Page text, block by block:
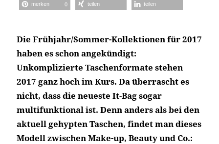
merken 0 teilen teilen
Die Frühjahr/Sommer-Kollektionen für 2017
haben es schon angekündigt:
Unkomplizierte Taschenformate stehen
2017 ganz hoch im Kurs. Da überrascht es
nicht, dass die neueste It-Bag sogar
multifunktional ist. Denn anders als bei den
aktuell gehypten Taschen, findet man dieses
Modell zwischen Make-up, Beauty und Co.: